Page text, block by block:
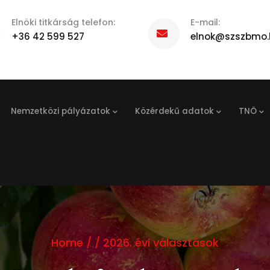
Elnöki titkárság telefon:
+36 42 599 527
E-mail:
Nemzetközi pályázatok Közérdekű adatok TNÖ
Home / / 2026. évi választások